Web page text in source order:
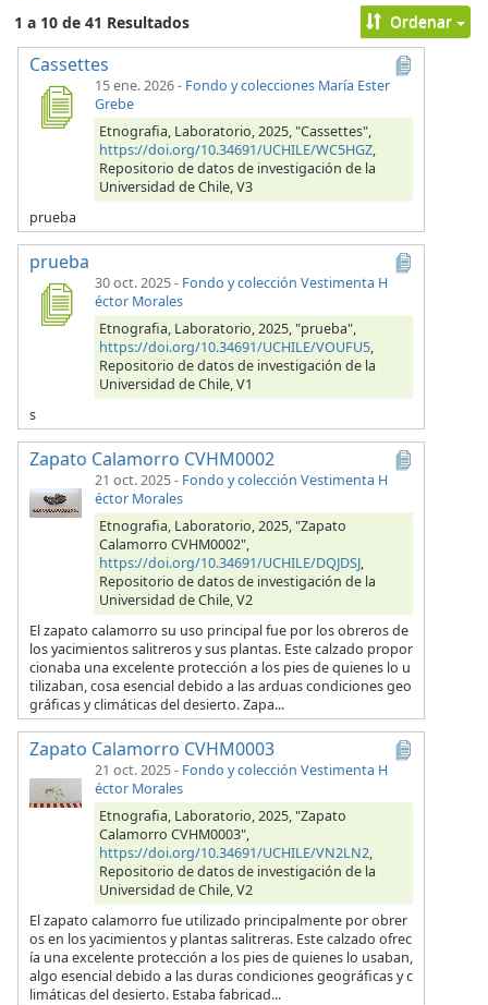
1 a 10 de 41 Resultados Ordenar
Cassettes
15 ene. 2026- Fondo y colecciones María Ester
Grebe
Etnografia, Laboratorio, 2025, "Cassettes",
https://doi.org/10.34691/UCHILE/WC5HGZ,
Repositorio de datos de investigación de la
Universidad de Chile, V3
prueba
prueba
30 oct. 2025- Fondo y colección Vestimenta H
éctor Morales
Etnografia, Laboratorio, 2025, "prueba",
https://doi.org/10.34691/UCHILE/VOUFU5,
Repositorio de datos de investigación de la
Universidad de Chile, V1
s
Zapato Calamorro CVHM0002
21 oct. 2025- Fondo y colección Vestimenta H
éctor Morales
Etnografia, Laboratorio, 2025, "Zapato
Calamorro CVHM0002",
https://doi.org/10.34691/UCHILE/DQJDSJ,
Repositorio de datos de investigación de la
Universidad de Chile, V2
El zapato calamorro su uso principal fue por los obreros de
los yacimientos salitreros y sus plantas. Este calzado propor
cionaba una excelente protección a los pies de quienes lo u
tilizaban, cosa esencial debido a las arduas condiciones geo
gráficas y climáticas del desierto. Zapa...
Zapato Calamorro CVHM0003
21 oct. 2025- Fondo y colección Vestimenta H
éctor Morales
Etnografia, Laboratorio, 2025, "Zapato
Calamorro CVHM0003",
https://doi.org/10.34691/UCHILE/VN2LN2,
Repositorio de datos de investigación de la
Universidad de Chile, V2
El zapato calamorro fue utilizado principalmente por obrer
os en los yacimientos y plantas salitreras. Este calzado ofrec
ía una excelente protección a los pies de quienes lo usaban,
algo esencial debido a las duras condiciones geográficas y c
limáticas del desierto. Estaba fabricad...